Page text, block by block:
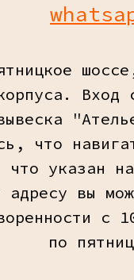
Вход
что
что указан
адресу вы
с
по